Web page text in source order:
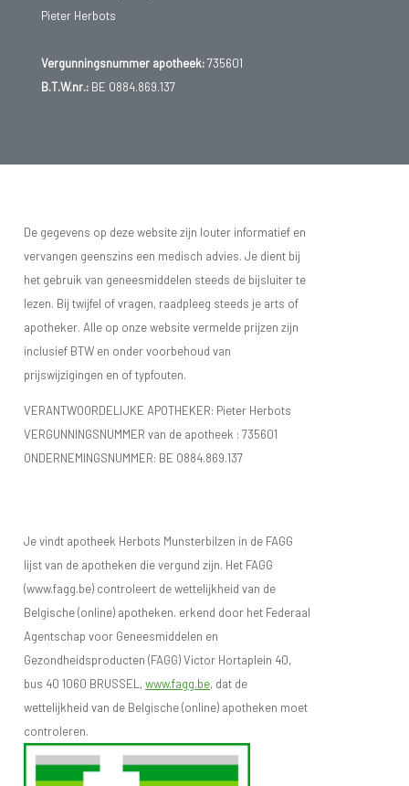
Pieter Herbots
Vergunningsnummer apotheek:735601
B.T.W.nr.:BE 0884.869.137
De gegevens op deze website zijn louter informatief en
vervangen geenszins een medisch advies. Je dient bij
het gebruik van geneesmiddelen steeds de bijsluiter te
lezen. Bij twijfel of vragen, raadpleeg steeds je arts of
apotheker. Alle op onze website vermelde prijzen zijn
inclusief BTW en onder voorbehoud van
prijswijzigingen en of typfouten.
VERANTWOORDELIJKE APOTHEKER: Pieter Herbots
VERGUNNINGSNUMMER van de apotheek : 735601
ONDERNEMINGSNUMMER: BE 0884.869.137
Je vindt apotheek Herbots Munsterbilzen in de FAGG
lijst van de apotheken die vergund zijn. Het FAGG
(www.fagg.be) controleert de wettelijkheid van de
Belgische (online) apotheken. erkend door het Federaal
Agentschap voor Geneesmiddelen en
Gezondheidsproducten (FAGG) Victor Hortaplein 40,
bus 40 1060 BRUSSEL,www.fagg.be, dat de
wettelijkheid van de Belgische (online) apotheken moet
controleren.